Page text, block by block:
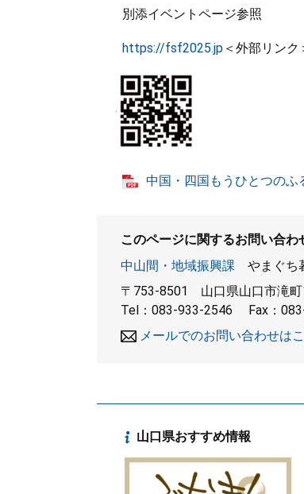
別添イベントページ参照
https://fsf2025.jp ＜外部リンク
中国・四国もうひとつのふ
このページに関するお問い合わ
中山間・地域振興課
やまぐち
〒753-8501
山口県山口市滝
Tel：083-933-2546
Fax：
メールでのお問い合わせは
山口県おすすめ情報